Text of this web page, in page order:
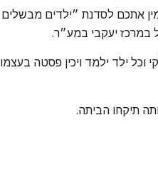
אתכם לסדנת ״ילדים מבשלים
במרכז יעקבי במע״ר.
ילד ילמד ויכין פסטה בעצמו
תיקחו הביתה.